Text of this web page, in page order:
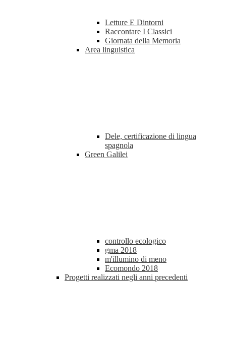
Letture E Dintorni
Raccontare I Classici
Giornata della Memoria
Area linguistica
Dele, certificazione di lingua
spagnola
Green Galilei
controllo ecologico
gma 2018
m'illumino di meno
Ecomondo 2018
Progetti realizzati negli anni precedenti